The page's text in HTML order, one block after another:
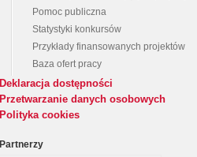
Pomoc publiczna
Statystyki konkursów
Przykłady finansowanych projektów
Baza ofert pracy
Deklaracja dostępności
Przetwarzanie danych osobowych
Polityka cookies
Partnerzy